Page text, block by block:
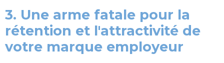
3. Une arme fatale pour la
rétention et l'attractivité de
votre marque employeur